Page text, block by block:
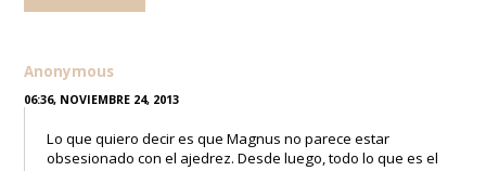
Anonymous
06:36, NOVIEMBRE 24, 2013
Lo que quiero decir es que Magnus no parece estar
obsesionado con el ajedrez. Desde luego, todo lo que es el